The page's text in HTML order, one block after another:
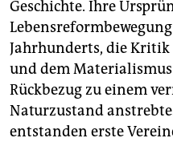
Geschichte. Ihre
Lebensreformbewegung
Jahrhunderts, die
und dem
Rückbezug zu einem
Naturzustand
entstanden erste